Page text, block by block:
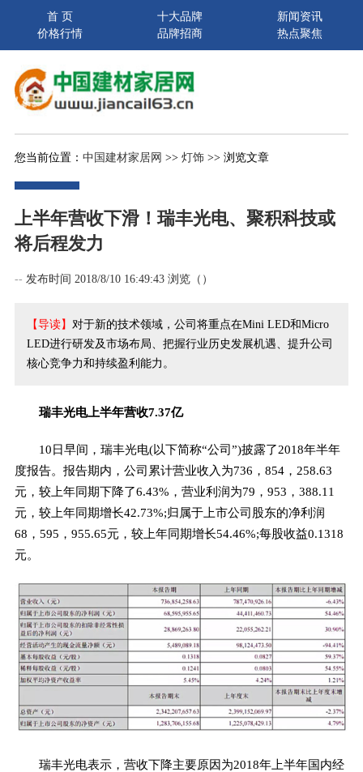
首 页 十大品牌
新闻资讯
价格行情
品牌招商 热点聚焦
您当前位置： 中国建材家居网 >> 灯饰>> 浏览文章
上半年营收下滑！瑞丰光电、聚积科技或
将后程发力
-- 发布时间 2018/8/10 16:49:43 浏览（ ）
【导读】 对于新的技术领域，公司将重点在Mini LED和Micro
LED进行研发及市场布局、把握行业历史发展机遇、提升公司
核心竞争力和持续盈利能力。
瑞丰光电上半年营收7.37亿
10日早间，瑞丰光电(以下简称“公司”)披露了2018年半年
度报告。报告期内，公司累计营业收入为736，854，258.63
元，较上年同期下降了6.43%，营业利润为79，953，388.11
元，较上年同期增长42.73%;归属于上市公司股东的净利润
68，595，955.65元，较上年同期增长54.46%;每股收益0.1318
元。
瑞丰光电表示，营收下降主要原因为2018年上半年国内经